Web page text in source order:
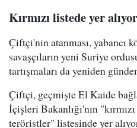
Kırmızı listede yer
Çiftçi'nin atanması, yabancı
savaşçıların yeni Suriye
tartışmaları da yeniden
Çiftçi, geçmişte El Kaide
İçişleri Bakanlığı'nın
teröristler" listesinde yer